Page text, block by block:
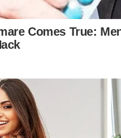
Unique desafia a
suportar as